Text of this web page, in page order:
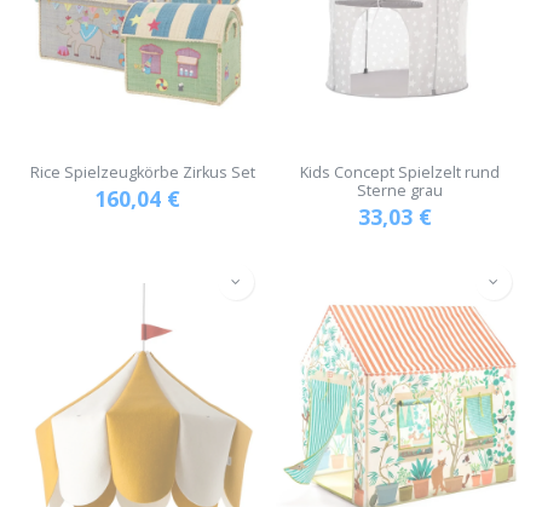
Rice Spielzeugkörbe Zirkus Set
160,04 €
Kids Concept Spielzelt rund
Sterne grau
33,03 €